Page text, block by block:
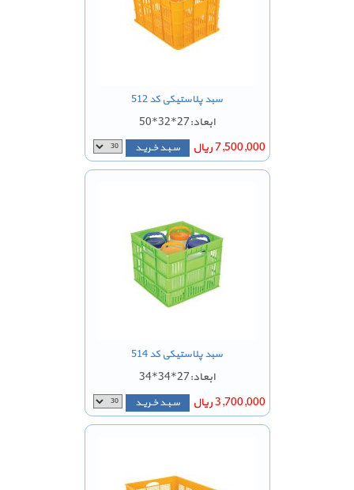
سبد پلاستیکی کد 512
ابعاد:27*32*50
7,500,000 ریال
سـبـد خـریـد
سبد پلاستیکی کد 514
ابعاد:27*34*34
3,700,000 ریال
سـبـد خـریـد